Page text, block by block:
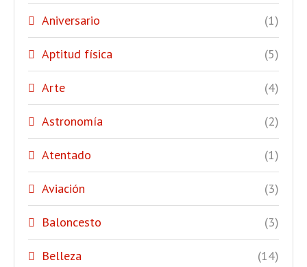
Aniversario (1)
Aptitud física (5)
Arte (4)
Astronomía (2)
Atentado (1)
Aviación (3)
Baloncesto (3)
Belleza (14)